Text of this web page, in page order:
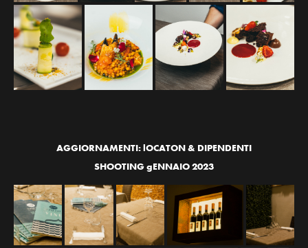
AGGIORNAMENTI: lOCATON & DIPENDENTI
SHOOTING gENNAIO 2023